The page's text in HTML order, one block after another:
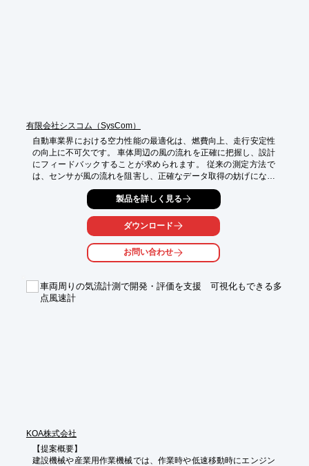
有限会社シスコム（SysCom）
自動車業界における空力性能の最適化は、燃費向上、走行安定性
の向上に不可欠です。 車体周辺の風の流れを正確に把握し、設計
にフィードバックすることが求められます。 従来の測定方法で
は、センサが風の流れを阻害し、正確なデータ取得の妨げになる
ことがありました。 当社の多点風速計／超小型温度風速センサ
は、超小型センサを採用することで、測定対象への影響を最小限
に抑え、高精度な風速・温度測定を実現します。
【活用シーン】
・自動車開発における風洞実験
・実車走行試験における空力特性評価
【導入の効果】
・高精度なデータに基づいた、より効率的な空力設計
製品を詳しく見る
ダウンロード
お問い合わせ
車両周りの気流計測で開発・評価を支援 可視化もできる多
点風速計
KOA株式会社
【提案概要】
建設機械や産業用作業機械では、作業時や低速移動時にエンジン